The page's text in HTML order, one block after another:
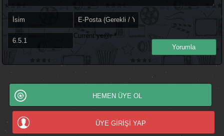
Current ye@r *
HEMEN ÜYE OL
ÜYE GİRİŞİ YAP